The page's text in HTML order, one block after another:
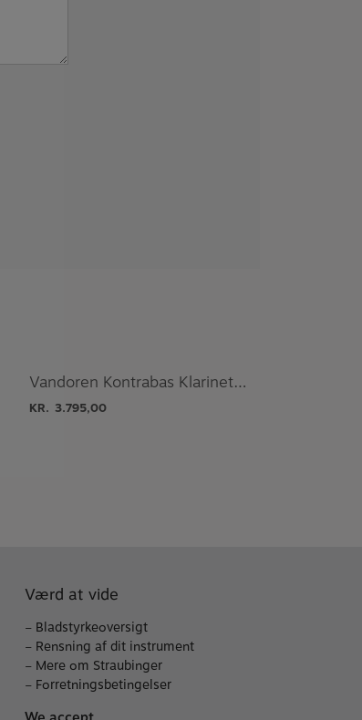
Vandoren Kontrabas Klarinet Mundstykke
KR. 3.795,00
Værd at vide
– Bladstyrkeoversigt
– Rensning af dit instrument
– Mere om Straubinger
– Forretningsbetingelser